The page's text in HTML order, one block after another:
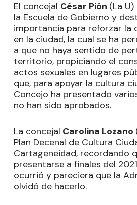
El concejal César Pión (La
la Escuela de Gobierno y
importancia para reforzar la
en la ciudad, la cual se ha
a que no haya sentido de
territorio, propiciando el
actos sexuales en lugares
que, para apoyar la cultura
Concejo ha presentado
no han sido aprobados.
La concejal Carolina Lozano
Plan Decenal de Cultura
Cartageneidad, recordando
presentarse a finales del
ocurrió y pareciera que la
olvidó de hacerlo.